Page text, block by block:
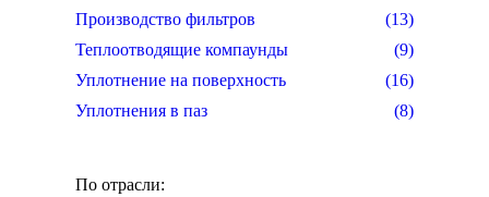
Производство фильтров
(13)
Теплоотводящие компаунды
(9)
Уплотнение на поверхность
(16)
Уплотнения в паз
(8)
По отрасли: